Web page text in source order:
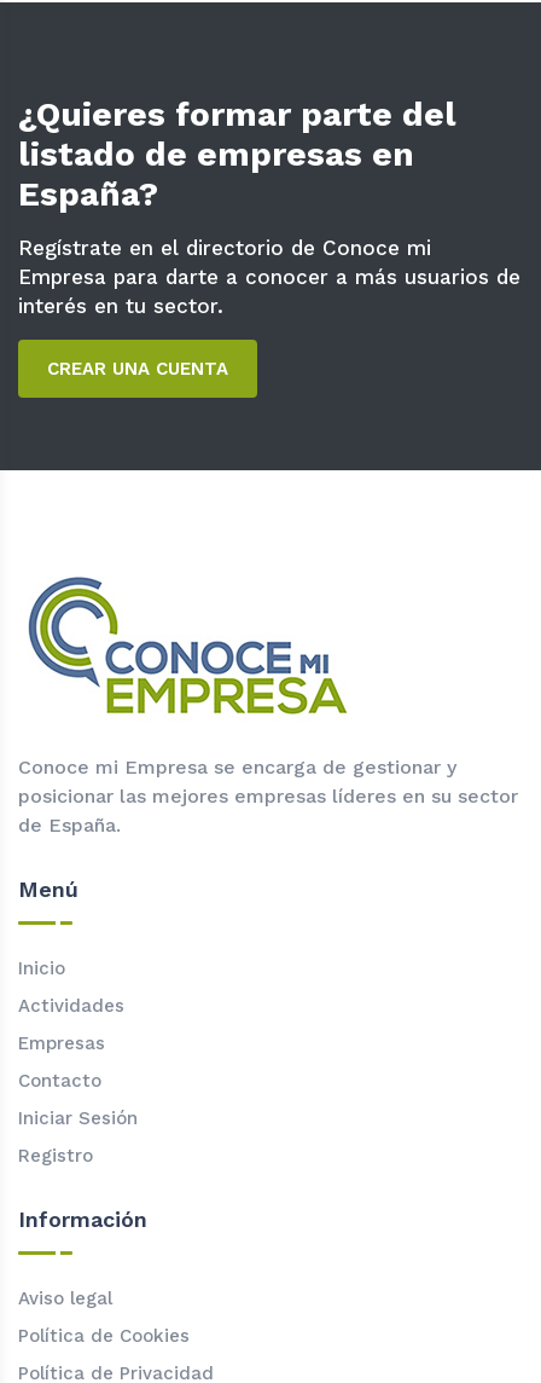
¿Quieres formar parte del
listado de empresas en
España?
Regístrate en el directorio de Conoce mi
Empresa para darte a conocer a más usuarios de
interés en tu sector.
CREAR UNA CUENTA
Conoce mi Empresa se encarga de gestionar y
posicionar las mejores empresas líderes en su sector
de España.
Menú
Inicio
Actividades
Empresas
Contacto
Iniciar Sesión
Registro
Información
Aviso legal
Política de Cookies
Política de Privacidad